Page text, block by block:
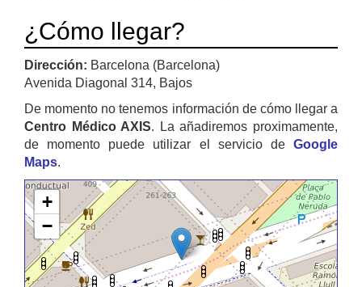
¿Cómo llegar?
Dirección: Barcelona (Barcelona)
Avenida Diagonal 314, Bajos
De momento no tenemos información de cómo llegar a
Centro Médico AXIS. La añadiremos proximamente,
de momento puede utilizar el servicio de Google
Maps.
+
−